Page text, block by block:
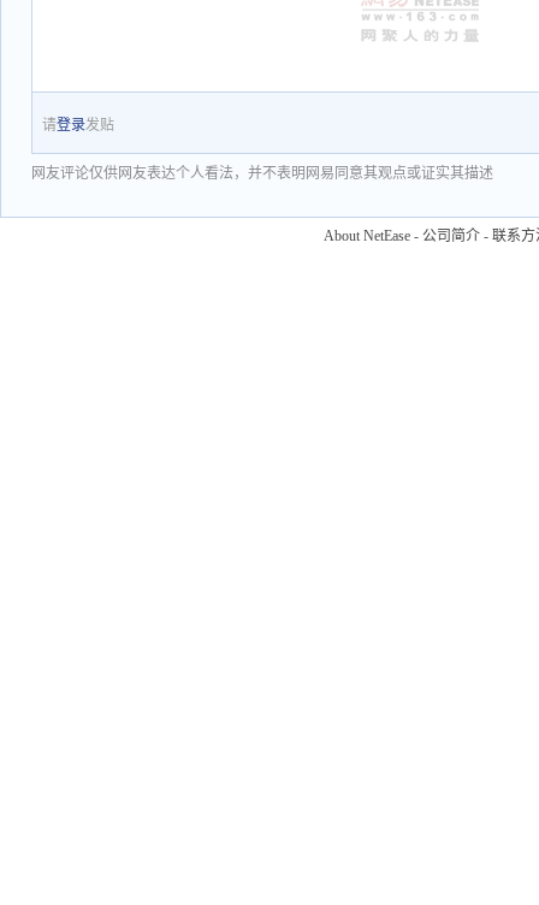
请登录发贴
网友评论仅供网友表达个人看法，并不表明网易同意其观点或证实其描述
About NetEase - 公司简介 - 联系方